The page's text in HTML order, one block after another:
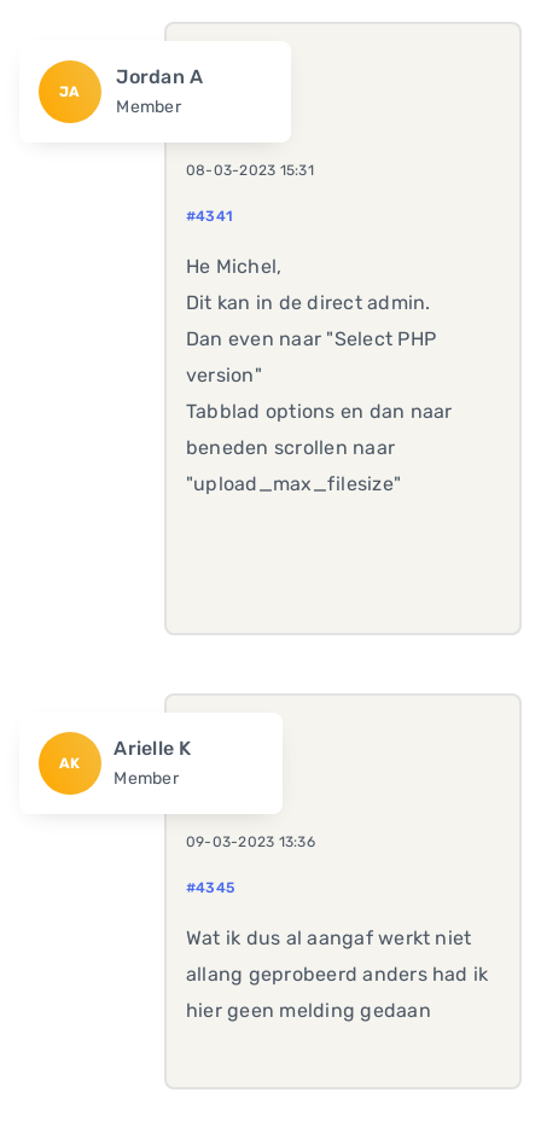
JA
Jordan A
Member
08-03-2023 15:31
#4341
He Michel,
Dit kan in de direct admin.
Dan even naar "Select PHP
version"
Tabblad options en dan naar
beneden scrollen naar
"upload_max_filesize"
AK
Arielle K
Member
09-03-2023 13:36
#4345
Wat ik dus al aangaf werkt niet
allang geprobeerd anders had ik
hier geen melding gedaan